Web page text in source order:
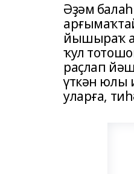
Әҙәм
йышыраҡ
ҡул
раҫлап
үткән юлы
уларға,